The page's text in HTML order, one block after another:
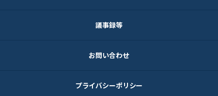
議事録等
お問い合わせ
プライバシーポリシー